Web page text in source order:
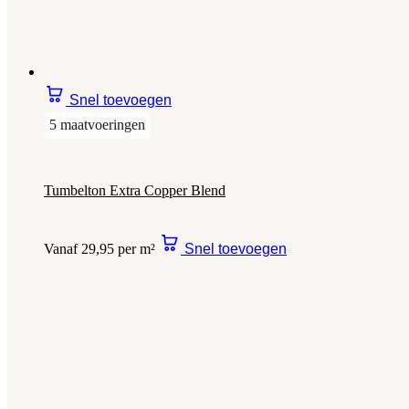
Snel toevoegen
5 maatvoeringen
Tumbelton Extra Copper Blend
Vanaf 29,95 per m² Snel toevoegen